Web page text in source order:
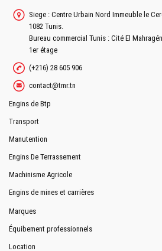
Siege : Centre Urbain Nord Immeuble le
1082 Tunis.
Bureau commercial Tunis : Cité El
1er étage
(+216) 28 605 906
contact@tmr.tn
Engins de Btp
Transport
Manutention
Engins De Terrassement
Machinisme Agricole
Engins de mines et carrières
Marques
Équibement professionnels
Location